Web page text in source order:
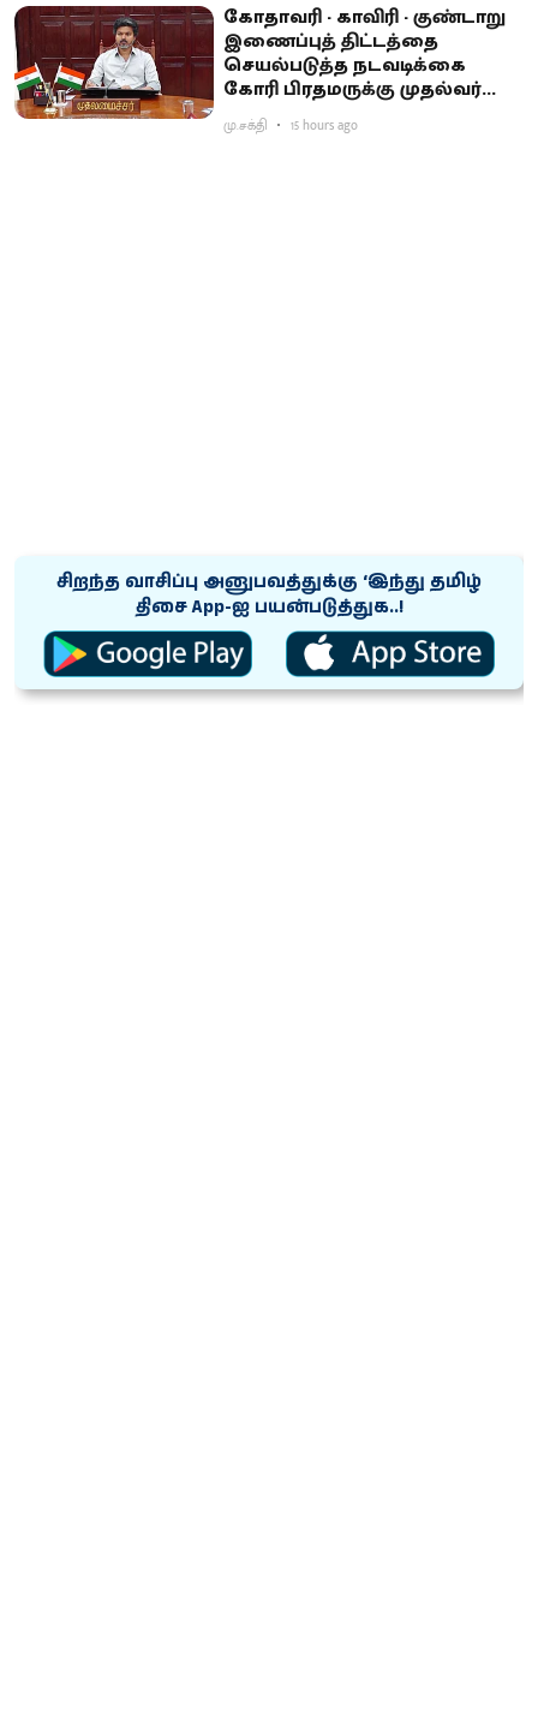
கோதாவரி - காவிரி - குண்டாறு
இணைப்புத் திட்டத்தை
செயல்படுத்த நடவடிக்கை
கோரி பிரதமருக்கு முதல்வர்
விஜய் கடிதம்
மு.சக்தி 15 hours ago
சிறந்த வாசிப்பு அனுபவத்துக்கு ‘இந்து தமிழ்
திசை App-ஐ பயன்படுத்துக..!